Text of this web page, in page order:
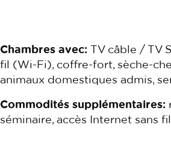
Chambres avec: TV câble / TV
fil (Wi-Fi), coffre-fort, sèche-
animaux domestiques admis,
Commodités supplémentaires:
séminaire, accès Internet sans